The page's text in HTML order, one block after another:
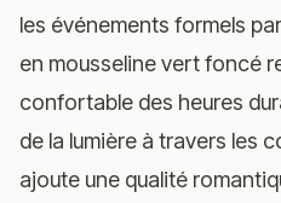
les événements formels
en mousseline vert foncé
confortable des heures
de la lumière à travers les
ajoute une qualité